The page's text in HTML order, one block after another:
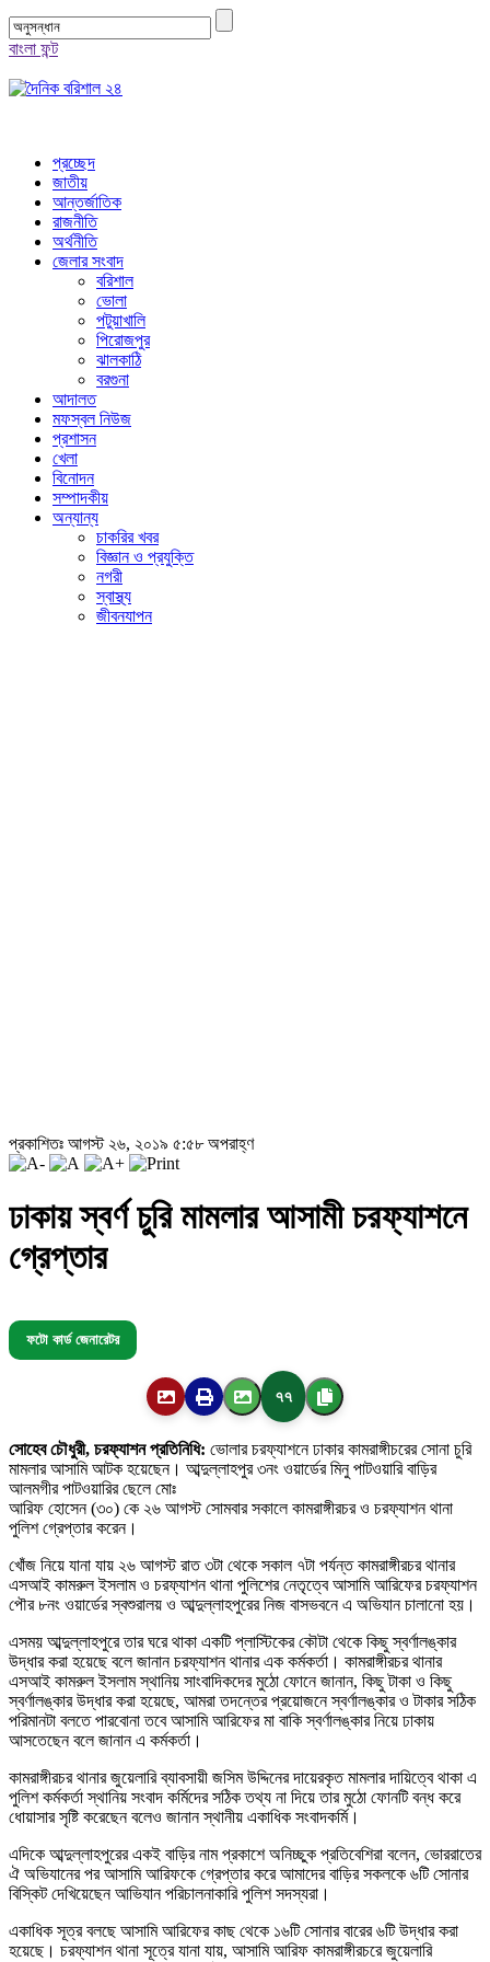
বাংলা ফন্ট
প্রচ্ছেদ
জাতীয়
আন্তর্জাতিক
রাজনীতি
অর্থনীতি
জেলার সংবাদ
বরিশাল
ভোলা
পটুয়াখালি
পিরোজপুর
ঝালকাঠি
বরগুনা
আদালত
মফস্বল নিউজ
প্রশাসন
খেলা
বিনোদন
সম্পাদকীয়
অন্যান্য
চাকরির খবর
বিজ্ঞান ও প্রযুক্তি
নগরী
স্বাস্থ্য
জীবনযাপন
প্রকাশিতঃ আগস্ট ২৬, ২০১৯ ৫:৫৮ অপরাহ্ণ
ঢাকায় স্বর্ণ চুরি মামলার আসামী চরফ্যাশনে
গ্রেপ্তার
ফটো কার্ড জেনারেটর
৭৭
সোহেব চৌধুরী, চরফ্যাশন প্রতিনিধি: ভোলার চরফ্যাশনে ঢাকার কামরাঙ্গীচরের সোনা চুরি
মামলার আসামি আটক হয়েছেন। আব্দুল্লাহপুর ৩নং ওয়ার্ডের মিনু পাটওয়ারি বাড়ির
আলমগীর পাটওয়ারির ছেলে মোঃ
আরিফ হোসেন (৩০) কে ২৬ আগস্ট সোমবার সকালে কামরাঙ্গীরচর ও চরফ্যাশন থানা
পুলিশ গ্রেপ্তার করেন।
খোঁজ নিয়ে যানা যায় ২৬ আগস্ট রাত ৩টা থেকে সকাল ৭টা পর্যন্ত কামরাঙ্গীরচর থানার
এসআই কামরুল ইসলাম ও চরফ্যাশন থানা পুলিশের নেতৃত্বে আসামি আরিফের চরফ্যাশন
পৌর ৮নং ওয়ার্ডের স্বশুরালয় ও আব্দুল্লাহপুরের নিজ বাসভবনে এ অভিযান চালানো হয়।
এসময় আব্দুল্লাহপুরে তার ঘরে থাকা একটি প্লাস্টিকের কৌটা থেকে কিছু স্বর্ণালঙ্কার
উদ্ধার করা হয়েছে বলে জানান চরফ্যাশন থানার এক কর্মকর্তা। কামরাঙ্গীরচর থানার
এসআই কামরুল ইসলাম স্থানিয় সাংবাদিকদের মুঠো ফোনে জানান, কিছু টাকা ও কিছু
স্বর্ণালঙ্কার উদ্ধার করা হয়েছে, আমরা তদন্তের প্রয়োজনে স্বর্ণালঙ্কার ও টাকার সঠিক
পরিমানটা বলতে পারবোনা তবে আসামি আরিফের মা বাকি স্বর্ণালঙ্কার নিয়ে ঢাকায়
আসতেছেন বলে জানান এ কর্মকর্তা।
কামরাঙ্গীরচর থানার জুয়েলারি ব্যাবসায়ী জসিম উদ্দিনের দায়েরকৃত মামলার দায়িত্বে থাকা এ
পুলিশ কর্মকর্তা স্থানিয় সংবাদ কর্মিদের সঠিক তথ্য না দিয়ে তার মুঠো ফোনটি বন্ধ করে
ধোয়াসার সৃষ্টি করেছেন বলেও জানান স্থানীয় একাধিক সংবাদকর্মি।
এদিকে আব্দুল্লাহপুরের একই বাড়ির নাম প্রকাশে অনিচ্ছুক প্রতিবেশিরা বলেন, ভোররাতের
ঐ অভিযানের পর আসামি আরিফকে গ্রেপ্তার করে আমাদের বাড়ির সকলকে ৬টি সোনার
বিস্কিট দেখিয়েছেন আভিযান পরিচালনাকারি পুলিশ সদস্যরা।
একাধিক সূত্র বলছে আসামি আরিফের কাছ থেকে ১৬টি সোনার বারের ৬টি উদ্ধার করা
হয়েছে। চরফ্যাশন থানা সূত্রে যানা যায়, আসামি আরিফ কামরাঙ্গীরচরে জুয়েলারি